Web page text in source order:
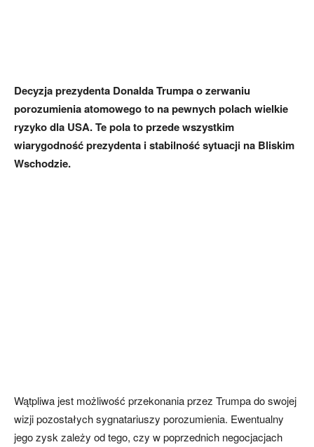
Decyzja prezydenta Donalda Trumpa o zerwaniu
porozumienia atomowego to na pewnych polach wielkie
ryzyko dla USA. Te pola to przede wszystkim
wiarygodność prezydenta i stabilność sytuacji na Bliskim
Wschodzie.
Wątpliwa jest możliwość przekonania przez Trumpa do swojej
wizji pozostałych sygnatariuszy porozumienia. Ewentualny
jego zysk zależy od tego, czy w poprzednich negocjacjach